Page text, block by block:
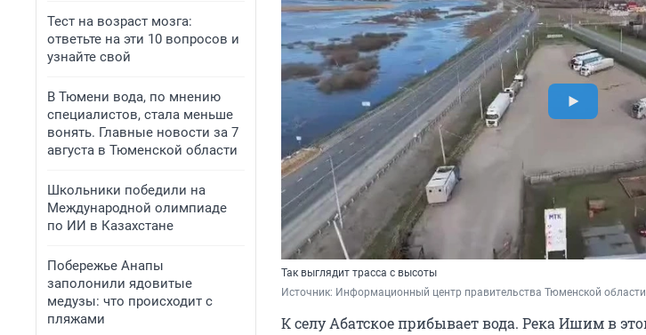
Тест на возраст мозга:
ответьте на эти 10 вопросов и
узнайте свой
В Тюмени вода, по мнению
специалистов, стала меньше
вонять. Главные новости за 7
августа в Тюменской области
Школьники победили на
Международной олимпиаде
по ИИ в Казахстане
Побережье Анапы
заполонили ядовитые
медузы: что происходит с
пляжами
Так выглядит трасса с высоты
Источник: Информационный центр правительства Тюменской области
К селу Абатское прибывает вода. Река Ишим в